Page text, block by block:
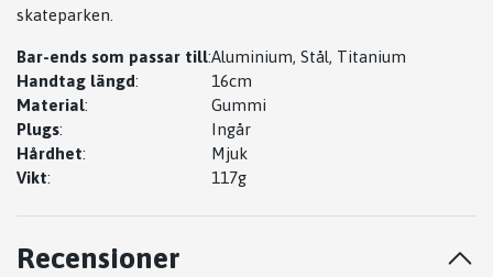
skateparken.
Bar-ends som passar till:Aluminium, Stål, Titanium
Handtag längd:
16cm
Material:
Gummi
Plugs:
Ingår
Hårdhet:
Mjuk
Vikt: 117g
Recensioner